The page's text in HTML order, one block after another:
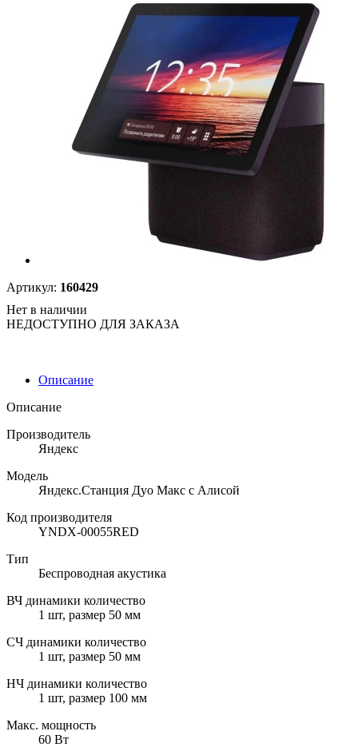
Артикул: 160429
Нет в наличии
НЕДОСТУПНО ДЛЯ ЗАКАЗА
Описание
Описание
Производитель
Яндекс
Модель
Яндекс.Станция Дуо Макс c Алисой
Код производителя
YNDX-00055RED
Тип
Беспроводная акустика
ВЧ динамики количество
1 шт, размер 50 мм
СЧ динамики количество
1 шт, размер 50 мм
НЧ динамики количество
1 шт, размер 100 мм
Макс. мощность
60 Вт